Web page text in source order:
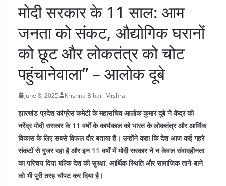
मोदी सरकार के 11 साल: आम
जनता को संकट, औद्योगिक घरानों
को छूट और लोकतंत्र को चोट
पहुंचानेवाला” – आलोक दूबे
June 8, 2025 Krishna Bihari Mishra
झारखंड प्रदेश कांग्रेस कमेटी के महासचिव आलोक कुमार दूबे ने केंद्र की
नरेंद्र मोदी सरकार के 11 वर्षों के कार्यकाल को भारत के लोकतंत्र और आर्थिक
विकास के लिए सबसे विफल दौर बताया है। उन्होंने कहा कि देश आज कई गहरे
संकटों से गुजर रहा है और इन 11 वर्षों में मोदी सरकार ने न केवल संवादहीनता
का परिचय दिया बल्कि देश की सुरक्षा, आर्थिक स्थिति और सामाजिक ताने-बाने
को भी पूरी तरह चौपट कर दिया है।